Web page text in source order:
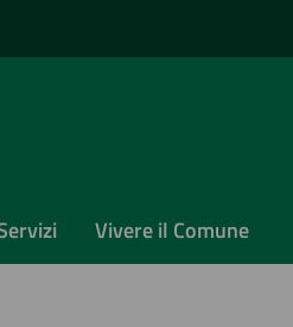
Vivere il Comune